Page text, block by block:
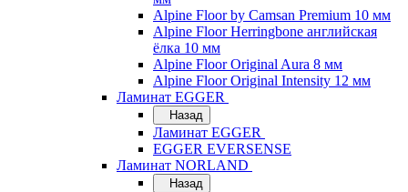
Alpine Floor by Camsan Premium 10 мм
Alpine Floor Herringbone английская
ёлка 10 мм
Alpine Floor Original Aura 8 мм
Alpine Floor Original Intensity 12 мм
Ламинат EGGER
Назад
Ламинат EGGER
EGGER EVERSENSE
Ламинат NORLAND
Назад